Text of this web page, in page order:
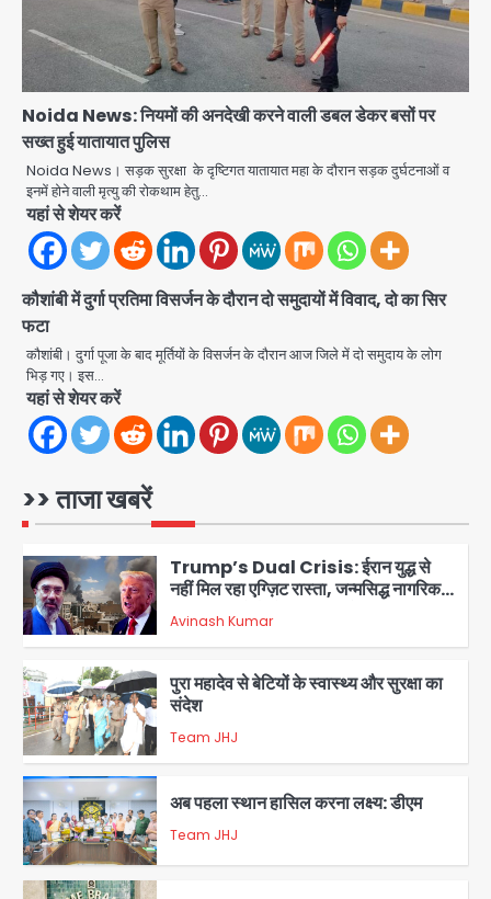
Noida News: नियमों की अनदेखी करने वाली डबल डेकर बसों पर
सख्त हुई यातायात पुलिस
Noida News। सड़क सुरक्षा के दृष्टिगत यातायात महा के दौरान सड़क दुर्घटनाओं व
इनमें होने वाली मृत्यु की रोकथाम हेतु…
यहां से शेयर करें
कौशांबी में दुर्गा प्रतिमा विसर्जन के दौरान दो समुदायों में विवाद, दो का सिर
फटा
कौशांबी। दुर्गा पूजा के बाद मूर्तियों के विसर्जन के दौरान आज जिले में दो समुदाय के लोग
भिड़ गए। इस…
यहां से शेयर करें
>> ताजा खबरें
3
अब पहला स्थान हासिल करना लक्ष्य: डीएम
Team JHJ
4
28 साल बाद कानून के शिकंजे में आया हत्या का
फरार आरोपी
डबल मर्डर का मुख्य साजिशकर्ता क्राइम ब्रांच
1
नहीं मिल रहा एग्ज़िट रास्ता, जन्मसिद्ध नागरिकता
Avinash Kumar
2
पुरा महादेव से बेटियों के स्वास्थ्य और सुरक्षा का
संदेश
Team JHJ
3
अब पहला स्थान हासिल करना लक्ष्य: डीएम
28 साल बाद कानून के शिकंजे में आया हत्या का